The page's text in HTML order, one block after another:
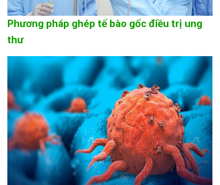
Phương pháp ghép tế bào gốc điều trị ung
thư